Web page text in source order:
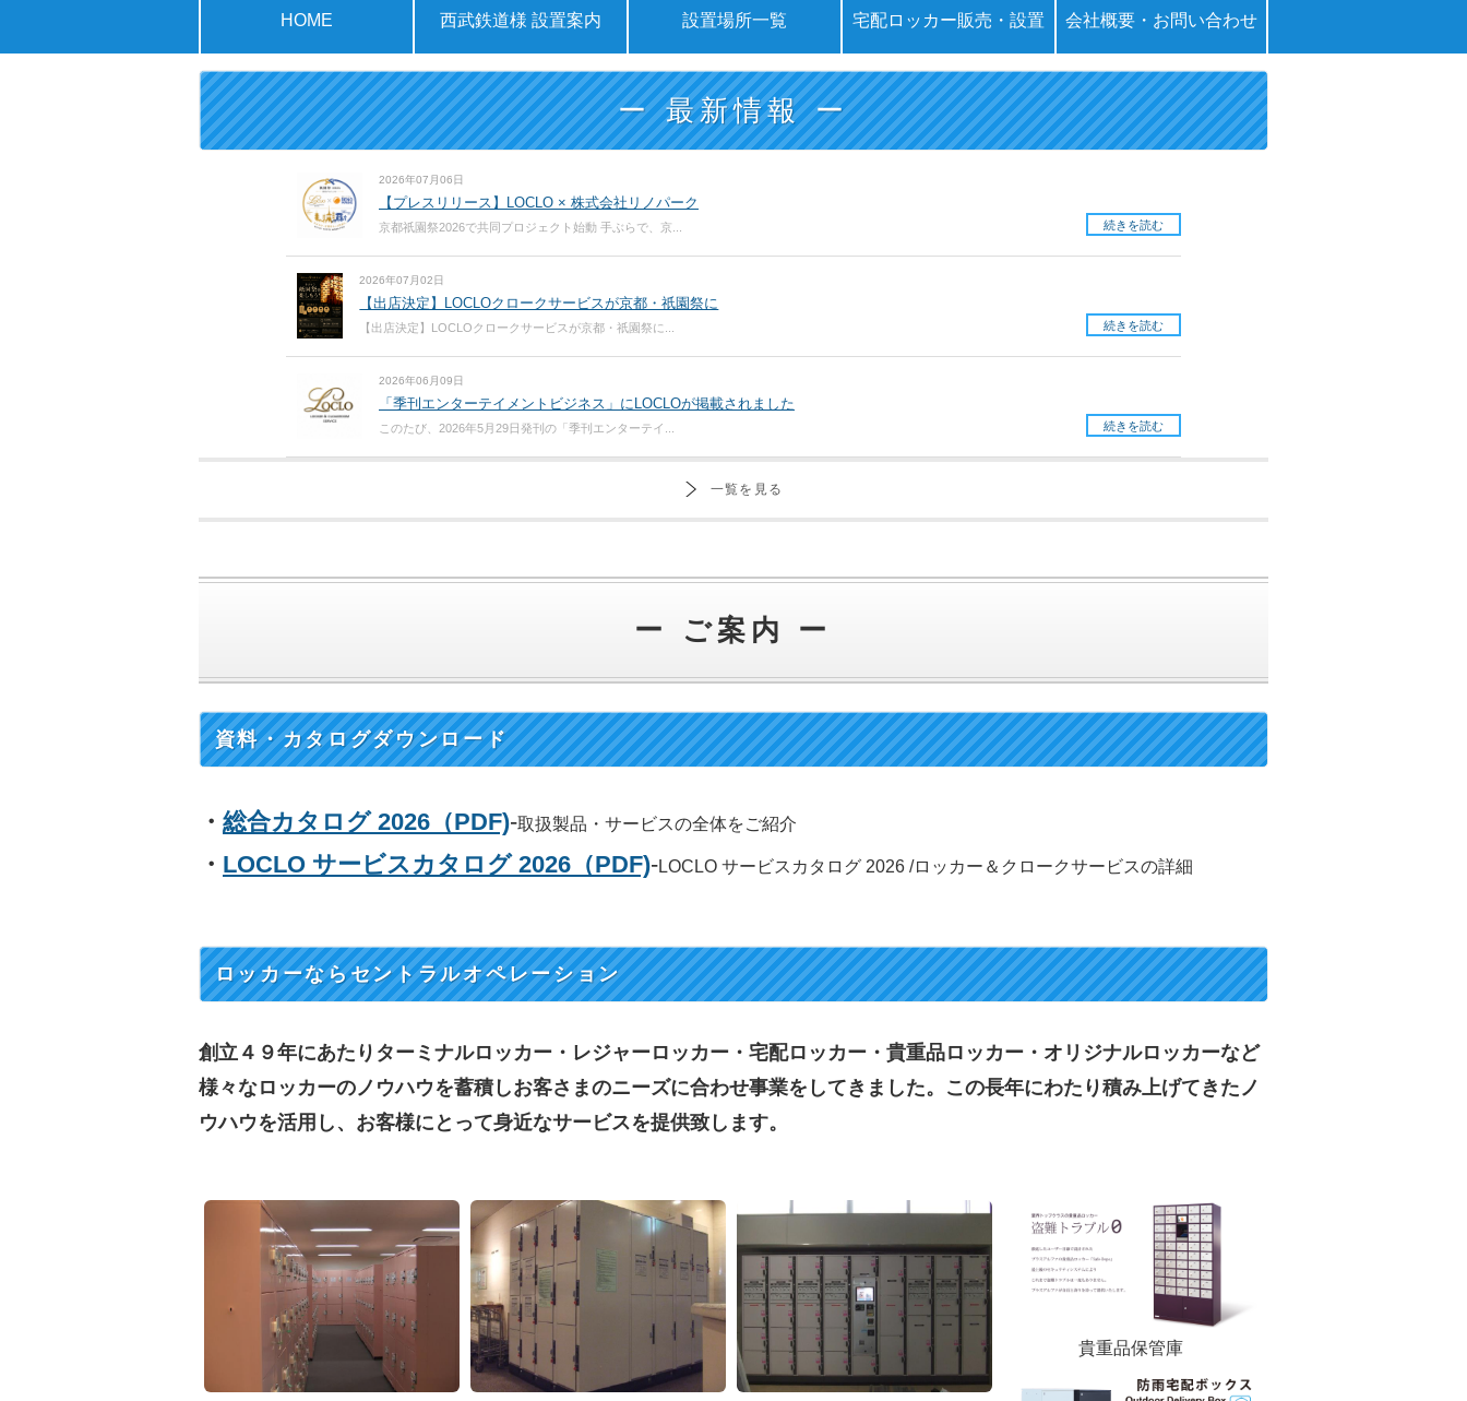
HOME 西武鉄道様 設置案内 設置場所一覧 宅配ロッカー販売・設置 会社概要・お問い合わせ
ー 最新情報 ー
2026年07月06日
【プレスリリース】LOCLO × 株式会社リノパーク
京都祇園祭2026で共同プロジェクト始動 手ぶらで、京... 続きを読む
2026年07月02日
【出店決定】LOCLOクロークサービスが京都・祇園祭に
【出店決定】LOCLOクロークサービスが京都・祇園祭に... 続きを読む
2026年06月09日
「季刊エンターテイメントビジネス」にLOCLOが掲載されました
このたび、2026年5月29日発刊の「季刊エンターテイ... 続きを読む
一覧を見る
ー ご案内 ー
資料・カタログダウンロード
・ 総合カタログ 2026（PDF)-取扱製品・サービスの全体をご紹介
・ LOCLO サービスカタログ 2026（PDF)-LOCLO サービスカタログ 2026 /ロッカー＆クロークサービスの詳細
ロッカーならセントラルオペレーション
創立４９年にあたりターミナルロッカー・レジャーロッカー・宅配ロッカー・貴重品ロッカー・オリジナルロッカーなど
様々なロッカーのノウハウを蓄積しお客さまのニーズに合わせ事業をしてきました。この長年にわたり積み上げてきたノ
ウハウを活用し、お客様にとって身近なサービスを提供致します。
貴重品保管庫